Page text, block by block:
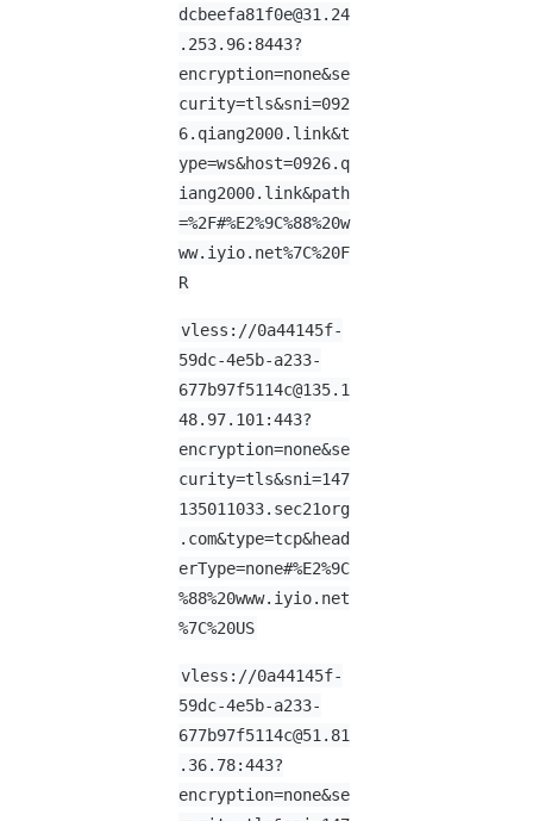
dcbeefa81f0e@31.24
.253.96:8443?
encryption=none&se
curity=tls&sni=092
6.qiang2000.link&t
ype=ws&host=0926.q
iang2000.link&path
=%2F#%E2%9C%88%20w
ww.iyio.net%7C%20F
R
vless://0a44145f-
59dc-4e5b-a233-
677b97f5114c@135.1
48.97.101 :443?
encryption=none&se
curity=tls&sni=147
135011033.sec21org
.com&type=tcp&head
erType=none#%E2%9C
%88%20www.iyio.net
%7C%20US
vless://0a44145f-
59dc-4e5b-a233-
677b97f5114c@51.81
.36.78:443?
encryption=none&se